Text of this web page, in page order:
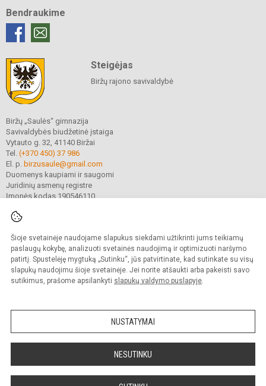
Šioje svetainėje naudojame slapukus siekdami užtikrinti jums teikiamų
paslaugų kokybę, analizuoti svetainės naudojimą ir optimizuoti naršymo
patirtį. Spustelėję mygtuką „Sutinku“, jūs patvirtinate, kad sutinkate su visų
slapukų naudojimu šioje svetainėje. Jei norite atšaukti arba pakeisti savo
sutikimus, prašome apsilankyti slapukų valdymo puslapyje.
NUSTATYMAI
NESUTINKU
Bendraukime
Steigėjas
Biržų rajono savivaldybė
Biržų „Saulės“ gimnazija
Savivaldybės biudžetinė įstaiga
Vytauto g. 32, 41140 Biržai
Tel. (+370 450) 37 986
El. p. birzusaule@gmail.com
Duomenys kaupiami ir saugomi
Juridinių asmenų registre
Įmonės kodas 190546110
© 2021. Biržų „Saulės“ gimnazija. Visos teisės saugomos.
Kopijuoti turinį be raštiško gimnazijos sutikimo griežtai draudžiama.
Prieinamumo paraiška Slapukų valdymas
Sumanus būdas atnaujinti